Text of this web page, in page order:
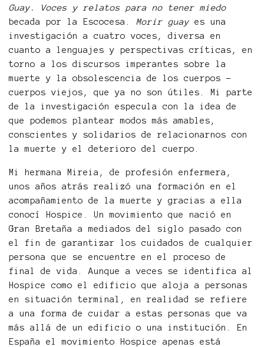
Guay. Voces y relatos para no tener miedo
becada por la Escocesa. Morir guay es una
investigación a cuatro voces, diversa en
cuanto a lenguajes y perspectivas críticas, en
torno a los discursos imperantes sobre la
muerte y la obsolescencia de los cuerpos -
cuerpos viejos, que ya no son útiles. Mi parte
de la investigación especula con la idea de
que podemos plantear modos más amables,
conscientes y solidarios de relacionarnos con
la muerte y el deterioro del cuerpo.
Mi hermana Mireia, de profesión enfermera,
unos años atrás realizó una formación en el
acompañamiento de la muerte y gracias a ella
conocí Hospice. Un movimiento que nació en
Gran Bretaña a mediados del siglo pasado con
el fin de garantizar los cuidados de cualquier
persona que se encuentre en el proceso de
final de vida. Aunque a veces se identifica al
Hospice como el edificio que aloja a personas
en situación terminal, en realidad se refiere
a una forma de cuidar a estas personas que va
más allá de un edificio o una institución. En
España el movimiento Hospice apenas está